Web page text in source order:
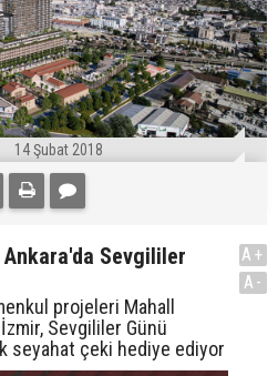
14 Şubat 2018
Sevgililer
projeleri Mahall
Sevgililer Günü
seyahat çeki hediye ediyor
A+
A-